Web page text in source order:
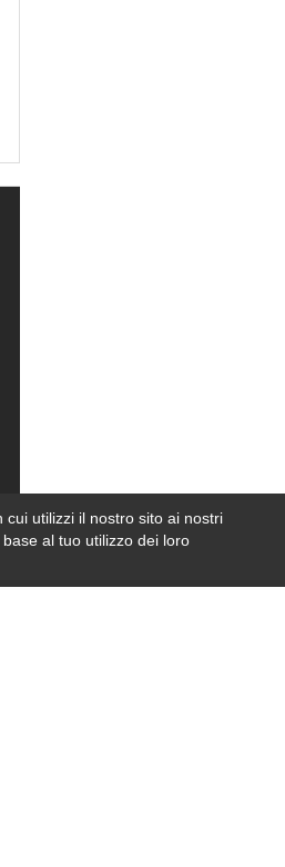
utilizzi il nostro sito ai nostri
al tuo utilizzo dei loro